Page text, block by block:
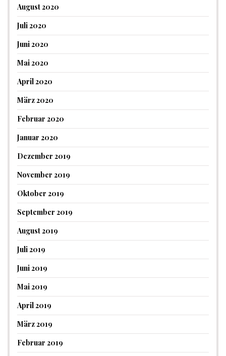
August 2020
Juli 2020
Juni 2020
Mai 2020
April 2020
März 2020
Februar 2020
Januar 2020
Dezember 2019
November 2019
Oktober 2019
September 2019
August 2019
Juli 2019
Juni 2019
Mai 2019
April 2019
März 2019
Februar 2019